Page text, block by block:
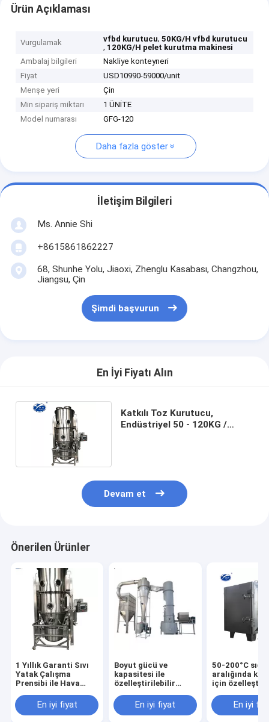
Ürün Açıklaması
Vurgulamak vfbd kurutucu,50KG/H vfbd kurutucu
, 120KG/H pelet kurutma makinesi
Ambalaj bilgileri
Nakliye konteyneri
Fiyat
USD10990-59000/unit
Menşe yeri
Çin
Min sipariş miktarı
1 ÜNİTE
Model numarası
GFG-120
Daha fazla göster
İletişim Bilgileri
Ms. Annie Shi
+8615861862227
68, Shunhe Yolu, Jiaoxi, Zhenglu Kasabası, Changzhou,
Jiangsu, Çin
Şimdi başvurun
En İyi Fiyatı Alın
Katkılı Toz Kurutucu,
Endüstriyel 50 - 120KG /
Devam et
Önerilen Ürünler
1 Yıllık Garanti Sıvı
Yatak Çalışma
Prensibi ile Hava
KurucularEn iyi fiyat
Boyut gücü ve
kapasitesi ile
özelleştirilebilir
kurutma makineleri
En iyi fiyat
50-200°C
aralığında
için
kurutmaEn iyi